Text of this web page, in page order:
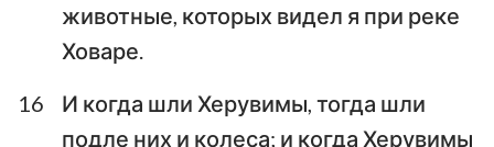
животные, которых видел я при реке
Ховаре.
16
И когда шли Херувимы, тогда шли
подле них и колеса; и когда Херувимы